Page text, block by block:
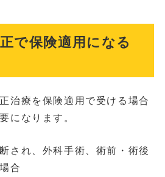
で保険適用になる
治療を保険適用で受ける場合
になります。
され、外科手術、術前・術後
合